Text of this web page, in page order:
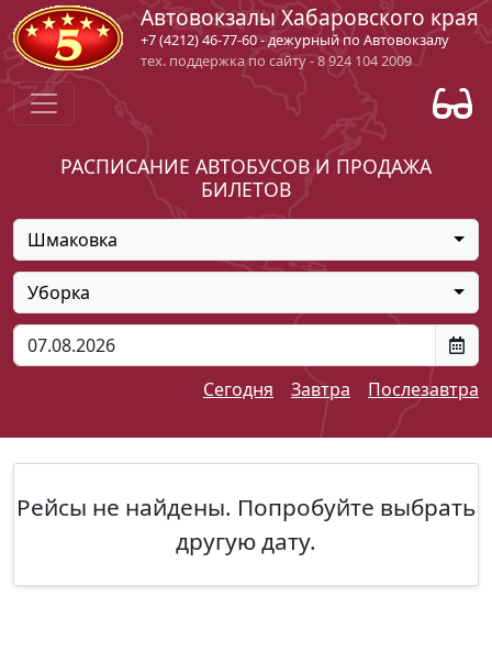
Автовокзалы Хабаровского края
+7 (4212) 46-77-60 - дежурный по Автовокзалу
тех. поддержка по сайту - 8 924 104 2009
РАСПИСАНИЕ АВТОБУСОВ И ПРОДАЖА
БИЛЕТОВ
Шмаковка
Уборка
Сегодня Завтра Послезавтра
Рейсы не найдены. Попробуйте выбрать
другую дату.